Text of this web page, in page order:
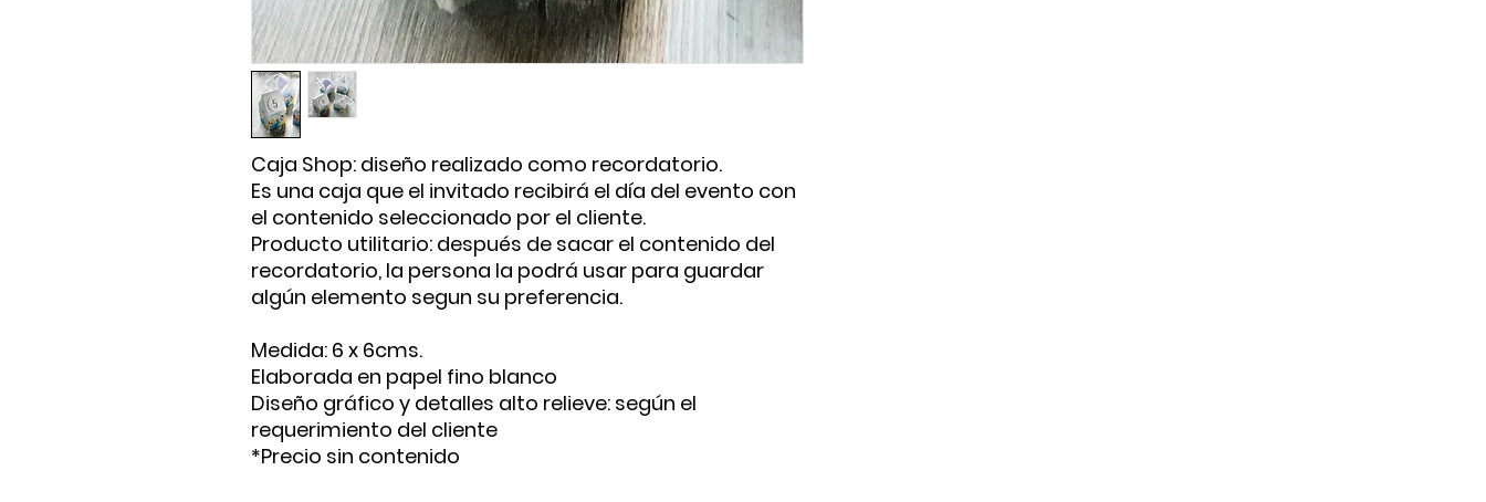
Caja Shop: diseño realizado como recordatorio.
Es una caja que el invitado recibirá el día del evento con
el contenido seleccionado por el cliente.
Producto utilitario: después de sacar el contenido del
recordatorio, la persona la podrá usar para guardar
algún elemento segun su preferencia.
Medida: 6 x 6cms.
Elaborada en papel fino blanco
Diseño gráfico y detalles alto relieve: según el
requerimiento del cliente
*Precio sin contenido